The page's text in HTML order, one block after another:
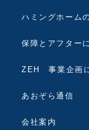
ハミングホーム
保障とアフター
ZEH 事業企画
あおぞら通信
会社案内